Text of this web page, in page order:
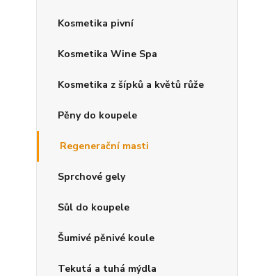
Kosmetika pivní
Kosmetika Wine Spa
Kosmetika z šípků a květů růže
Pěny do koupele
Regenerační masti
Sprchové gely
Sůl do koupele
Šumivé pěnivé koule
Tekutá a tuhá mýdla